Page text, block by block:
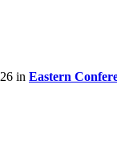
in Eastern